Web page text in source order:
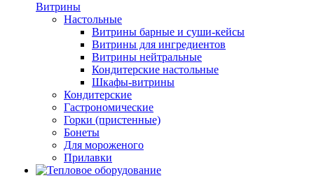
Витрины
Настольные
Витрины барные и суши-кейсы
Витрины для ингредиентов
Витрины нейтральные
Кондитерские настольные
Шкафы-витрины
Кондитерские
Гастрономические
Горки (пристенные)
Бонеты
Для мороженого
Прилавки